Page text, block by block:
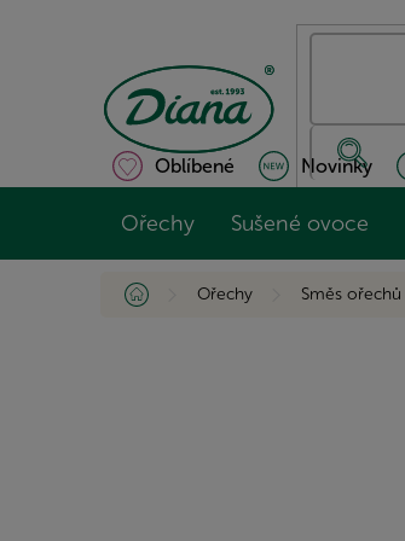
Oblíbené Novinky
Ořechy Sušené ovoce
Domů Ořechy Směs ořechů